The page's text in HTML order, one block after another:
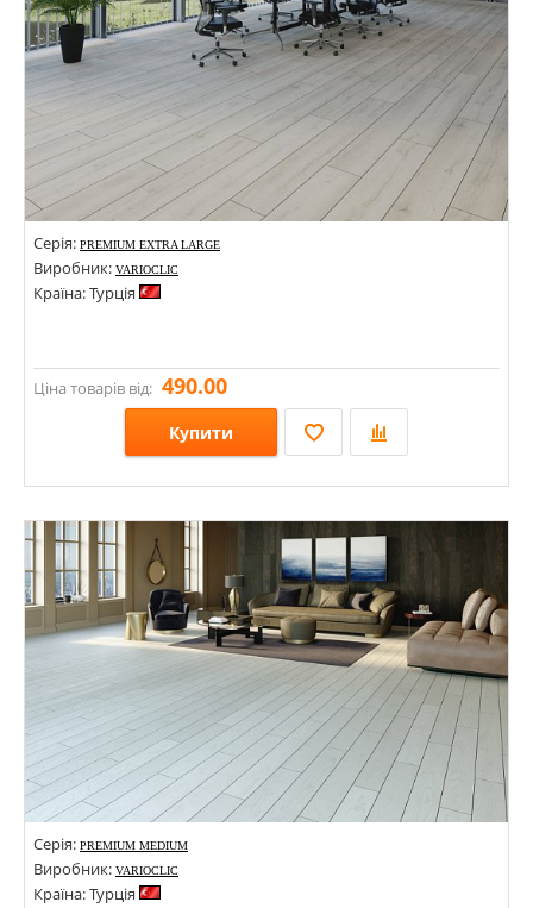
Серія: PREMIUM EXTRA LARGE
Виробник: VARIOCLIC
Країна: Турція
Ціна товарів від: 490.00
Купити
Розміри: 1805х243х8;
Стилі:
Кольори:
Серія: PREMIUM MEDIUM
Виробник: VARIOCLIC
Країна: Турція